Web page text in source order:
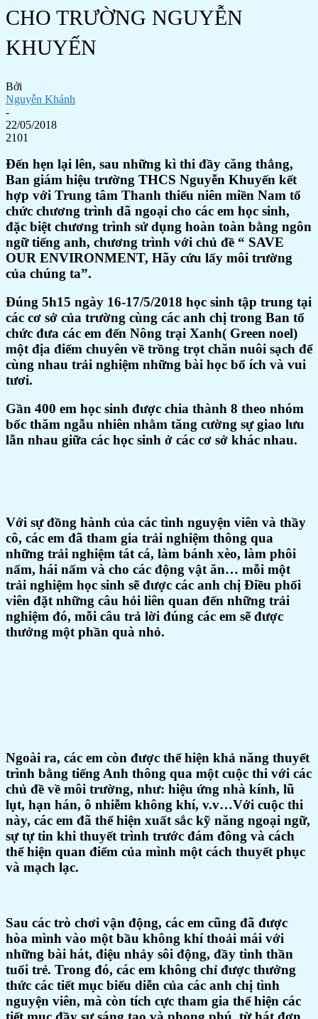
CHO TRƯỜNG NGUYỄN
KHUYẾN
Bởi
Nguyễn Khánh
-
22/05/2018
2101
Đến hẹn lại lên, sau những kì thi đầy căng thẳng,
Ban giám hiệu trường THCS Nguyễn Khuyến kết
hợp với Trung tâm Thanh thiếu niên miền Nam tổ
chức chương trình dã ngoại cho các em học sinh,
đặc biệt chương trình sử dụng hoàn toàn bằng ngôn
ngữ tiếng anh, chương trình với chủ đề “ SAVE
OUR ENVIRONMENT, Hãy cứu lấy môi trường
của chúng ta”.
Đúng 5h15 ngày 16-17/5/2018 học sinh tập trung tại
các cơ sở của trường cùng các anh chị trong Ban tổ
chức đưa các em đến Nông trại Xanh( Green noel)
một địa điểm chuyên về trồng trọt chăn nuôi sạch để
cùng nhau trải nghiệm những bài học bổ ích và vui
tươi.
Gần 400 em học sinh được chia thành 8 theo nhóm
bốc thăm ngẫu nhiên nhằm tăng cường sự giao lưu
lẫn nhau giữa các học sinh ở các cơ sở khác nhau.
Với sự đồng hành của các tình nguyện viên và thầy
cô, các em đã tham gia trải nghiệm thông qua
những trải nghiệm tát cá, làm bánh xèo, làm phôi
nấm, hái nấm và cho các động vật ăn… mỗi một
trải nghiệm học sinh sẽ được các anh chị Điều phối
viên đặt những câu hỏi liên quan đến những trải
nghiệm đó, mỗi câu trả lời đúng các em sẽ được
thưởng một phần quà nhỏ.
Ngoài ra, các em còn được thể hiện khả năng thuyết
trình bằng tiếng Anh thông qua một cuộc thi với các
chủ đề về môi trường, như: hiệu ứng nhà kính, lũ
lụt, hạn hán, ô nhiễm không khí, v.v…Với cuộc thi
này, các em đã thể hiện xuất sắc kỹ năng ngoại ngữ,
sự tự tin khi thuyết trình trước đám đông và cách
thể hiện quan điểm của mình một cách thuyết phục
và mạch lạc.
Sau các trò chơi vận động, các em cũng đã được
hòa mình vào một bầu không khí thoải mái với
những bài hát, điệu nhảy sôi động, đầy tinh thần
tuổi trẻ. Trong đó, các em không chỉ được thưởng
thức các tiết mục biểu diễn của các anh chị tình
nguyện viên, mà còn tích cực tham gia thể hiện các